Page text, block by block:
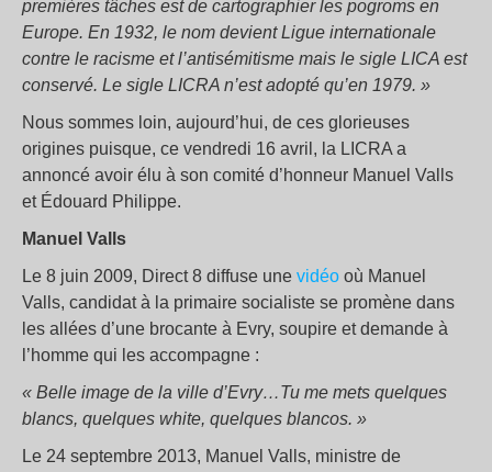
premières tâches est de cartographier les pogroms en
Europe. En 1932, le nom devient Ligue internationale
contre le racisme et l’antisémitisme mais le sigle LICA est
conservé. Le sigle LICRA n’est adopté qu’en 1979. »
Nous sommes loin, aujourd’hui, de ces glorieuses
origines puisque, ce vendredi 16 avril, la LICRA a
annoncé avoir élu à son comité d’honneur Manuel Valls
et Édouard Philippe.
Manuel Valls
Le 8 juin 2009, Direct 8 diffuse une vidéo où Manuel
Valls, candidat à la primaire socialiste se promène dans
les allées d’une brocante à Evry, soupire et demande à
l’homme qui les accompagne :
« Belle image de la ville d’Evry…Tu me mets quelques
blancs, quelques white, quelques blancos. »
Le 24 septembre 2013, Manuel Valls, ministre de